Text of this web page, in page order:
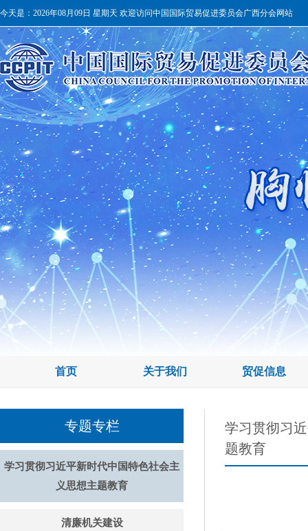
今天是： 2026年08月09日 星期天 欢迎访问中国国际贸易促进委员会广西分会网站
首页 关于我们 贸促信息
专题专栏
学习贯彻习近平新时代中国特色社会主
义思想主题教育
清廉机关建设
学习贯彻习
题教育